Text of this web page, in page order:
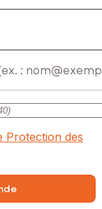
Protection des